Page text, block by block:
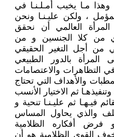
وهذا مـا يخيب أمـلـنـا في
، ولكن عليـنـا ونحن
العالمي أن نحقق
من كلا الجنسين و من
من أجل التغير الحقيقي
المرأة بالدور الطبيعي
التظاهرات والاعتصامات
والأهداف التي تحتاج
ثم الاختيار الأنسب
فيـهـا ثم عليـنـا تنحية و
والذي يحاول المساس
أفكاره الظلامية
القوى الظلامية هو أن